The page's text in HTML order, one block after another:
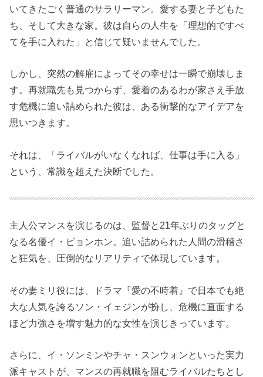
いてきたごく普通のサラリーマン。愛する妻と子どもた
ち、そして大きな家。彼は自らの人生を「理想的ですべ
てを手に入れた」と信じて疑いませんでした。
しかし、突然の解雇によってその幸せは一瞬で崩壊しま
す。再就職先も見つからず、愛着のあるわが家さえ手放
す危機に追い詰められた彼は、ある衝撃的なアイデアを
思いつきます。
それは、「ライバルがいなくなれば、仕事は手に入る」
という、常識を超えた決断でした。
主人公マンスを演じるのは、監督と21年ぶりのタッグと
なる名優イ・ビョンホン。追い詰められた人間の滑稽さ
と狂気を、圧倒的なリアリティで体現しています。
その妻ミリ役には、ドラマ『愛の不時着』で日本でも絶
大な人気を誇るソン・イェジンが扮し、危機に直面する
ほど力強さを増す魅力的な女性を演じきっています。
さらに、イ・ソンミンやチャ・スンウォンといった実力
派キャストが、マンスの再就職を阻むライバルたちとし